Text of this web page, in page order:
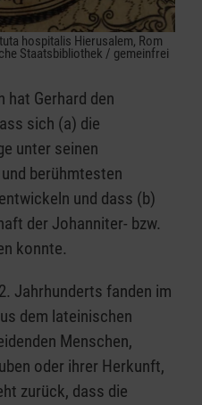
hospitalis Hierusalem, Rom
Staatsbibliothek / gemeinfrei
hat Gerhard den
sich (a) die
unter seinen
berühmtesten
und dass (b)
der Johanniter- bzw.
konnte.
Jahrhunderts fanden im
dem lateinischen
Menschen,
oder ihrer Herkunft,
zurück, dass die